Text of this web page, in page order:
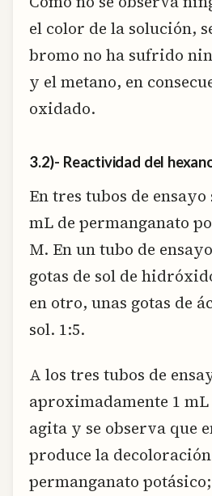
el color de la solución,
bromo no ha sufrido
y el metano, en
oxidado.
3.2)- Reactividad del
En tres tubos de ensayo
mL de permanganato
M. En un tubo de
gotas de sol de
en otro, unas gotas de
sol. 1:5.
A los tres tubos de
aproximadamente 1 mL
agita y se observa que
produce la
permanganato